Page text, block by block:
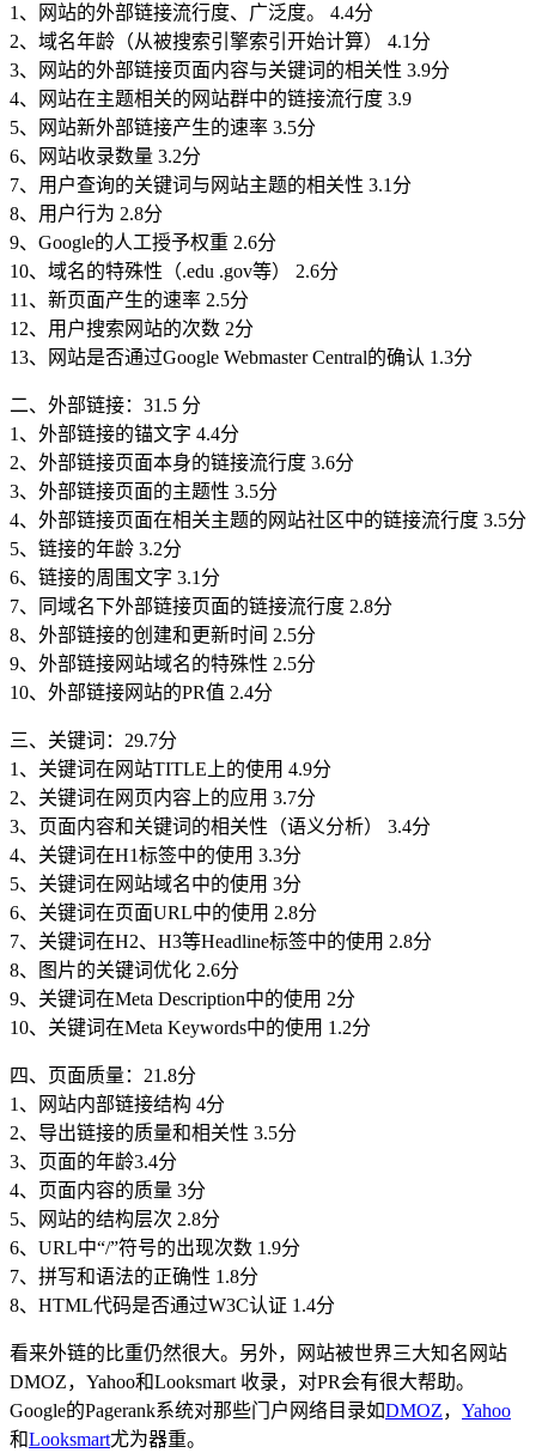
1、网站的外部链接流行度、广泛度。 4.4分
2、域名年龄（从被搜索引擎索引开始计算） 4.1分
3、网站的外部链接页面内容与关键词的相关性 3.9分
4、网站在主题相关的网站群中的链接流行度 3.9
5、网站新外部链接产生的速率 3.5分
6、网站收录数量 3.2分
7、用户查询的关键词与网站主题的相关性 3.1分
8、用户行为 2.8分
9、Google的人工授予权重 2.6分
10、域名的特殊性（.edu .gov等） 2.6分
11、新页面产生的速率 2.5分
12、用户搜索网站的次数 2分
13、网站是否通过Google Webmaster Central的确认 1.3分
二、外部链接：31.5 分
1、外部链接的锚文字 4.4分
2、外部链接页面本身的链接流行度 3.6分
3、外部链接页面的主题性 3.5分
4、外部链接页面在相关主题的网站社区中的链接流行度 3.5分
5、链接的年龄 3.2分
6、链接的周围文字 3.1分
7、同域名下外部链接页面的链接流行度 2.8分
8、外部链接的创建和更新时间 2.5分
9、外部链接网站域名的特殊性 2.5分
10、外部链接网站的PR值 2.4分
三、关键词：29.7分
1、关键词在网站TITLE上的使用 4.9分
2、关键词在网页内容上的应用 3.7分
3、页面内容和关键词的相关性（语义分析） 3.4分
4、关键词在H1标签中的使用 3.3分
5、关键词在网站域名中的使用 3分
6、关键词在页面URL中的使用 2.8分
7、关键词在H2、H3等Headline标签中的使用 2.8分
8、图片的关键词优化 2.6分
9、关键词在Meta Description中的使用 2分
10、关键词在Meta Keywords中的使用 1.2分
四、页面质量：21.8分
1、网站内部链接结构 4分
2、导出链接的质量和相关性 3.5分
3、页面的年龄3.4分
4、页面内容的质量 3分
5、网站的结构层次 2.8分
6、URL中“/”符号的出现次数 1.9分
7、拼写和语法的正确性 1.8分
8、HTML代码是否通过W3C认证 1.4分
看来外链的比重仍然很大。另外，网站被世界三大知名网站
DMOZ，Yahoo和Looksmart 收录，对PR会有很大帮助。
Google的Pagerank系统对那些门户网络目录如DMOZ， Yahoo
和Looksmart尤为器重。